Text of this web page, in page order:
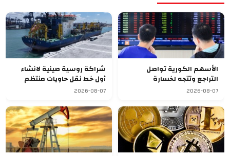
الأسهم الكورية تواصل
التراجع وتتجه لخسارة
أسبوعية سابعة
2026-08-07
شراكة روسية صينية لانشاء
أول خط نقل حاويات منتظم
يربط آسيا بأوروبا
2026-08-07